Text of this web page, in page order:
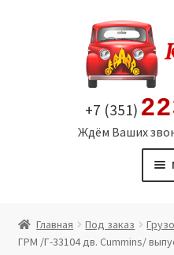
содержимому
+7 (351)
Ждём Ваших
Витрина
Главная Под заказ
ГРМ /Г-33104 дв. Cummins/